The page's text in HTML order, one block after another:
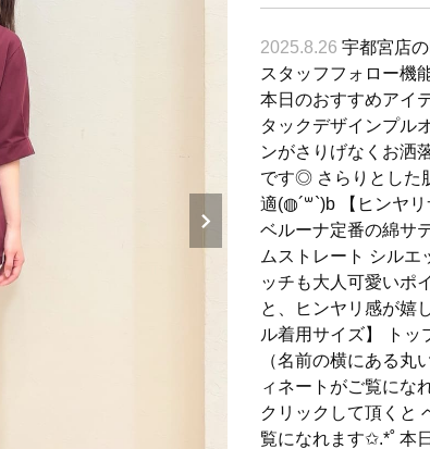
2025.8.26 宇都宮店
スタッフフォロー機
本日のおすすめアイ
タックデザインプル
ンがさりげなくお洒
です◎ さらりとした
適(◍´꒳`)b 【ヒンヤ
ベルーナ定番の綿サ
ムストレート シル
ッチも大人可愛いポ
と、ヒンヤリ感が嬉
ル着用サイズ】 ト
（名前の横にある丸
ィネートがご覧にな
クリックして頂くと
覧になれます✩.*˚ 本